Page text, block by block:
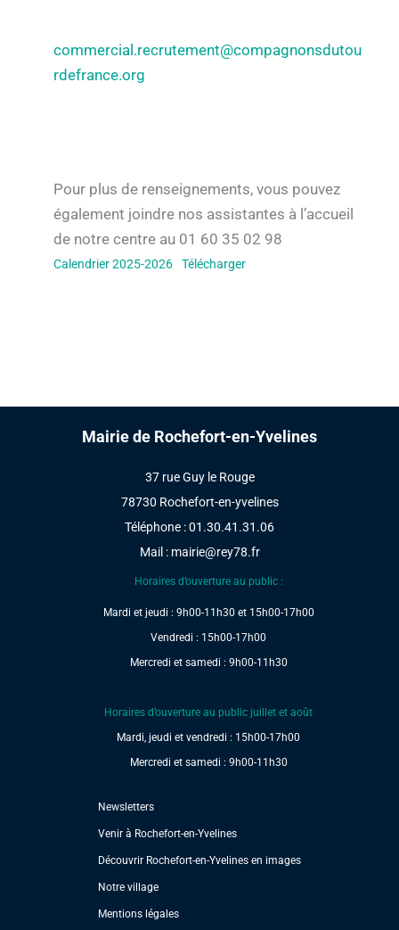
commercial.recrutement@compagnonsdutou
rdefrance.org
Pour plus de renseignements, vous pouvez
également joindre nos assistantes à l’accueil
de notre centre au 01 60 35 02 98
Calendrier 2025-2026 Télécharger
Mairie de Rochefort-en-Yvelines
37 rue Guy le Rouge
78730 Rochefort-en-yvelines
Téléphone : 01.30.41.31.06
Mail : mairie@rey78.fr
Horaires d’ouverture au public :
Mardi et jeudi : 9h00-11h30 et 15h00-17h00
Vendredi : 15h00-17h00
Mercredi et samedi : 9h00-11h30
Horaires d’ouverture au public juillet et août
Mardi, jeudi et vendredi : 15h00-17h00
Mercredi et samedi : 9h00-11h30
Newsletters
Venir à Rochefort-en-Yvelines
Découvrir Rochefort-en-Yvelines en images
Notre village
Mentions légales